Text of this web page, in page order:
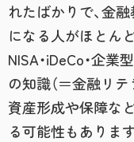
れたばかりで、金
になる人がほとん
NISA・iDeCo・企業
の知識（＝金融リ
資産形成や保障な
る可能性もあります